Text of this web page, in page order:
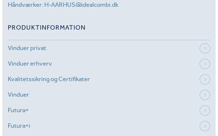
Håndværker: H-AARHUS@idealcombi.dk
PRODUKTINFORMATION
Vinduer privat
Vinduer erhverv
Kvalitetssikring og Certifikater
Vinduer
Futura+
Futura+i